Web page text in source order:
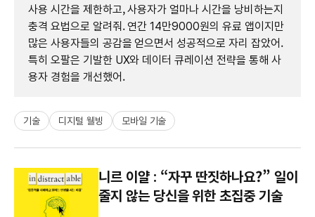
사용 시간을 제한하고, 사용자가 얼마나 시간을 낭비하는지
충격 요법으로 알려줘. 연간 14만9000원의 유료 앱이지만
많은 사용자들의 공감을 얻으면서 성공적으로 자리 잡았어.
특히 오팔은 기발한 UX와 데이터 큐레이션 전략을 통해 사
용자 경험을 개선했어.
기술 디지털 웰빙 모바일 기술
니르 이얄 : “자꾸 딴짓하나요?” 일이
줄지 않는 당신을 위한 초집중 기술